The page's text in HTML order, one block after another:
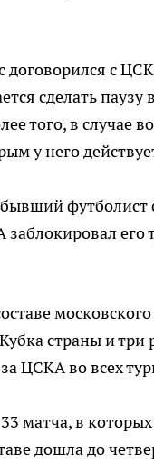
с
сделать паузу
того, в случае
у него
футболист
его
страны и
ЦСКА во всех
матча, в
дошла до